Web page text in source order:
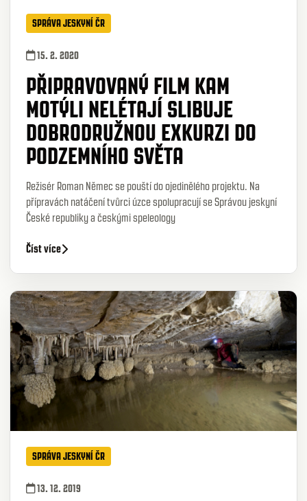
SPRÁVA JESKYNÍ ČR
15. 2. 2020
PŘIPRAVOVANÝ FILM KAM
MOTÝLI NELÉTAJÍ SLIBUJE
DOBRODRUŽNOU EXKURZI DO
PODZEMNÍHO SVĚTA
Režisér Roman Němec se pouští do ojedinělého projektu. Na
přípravách natáčení tvůrci úzce spolupracují se Správou jeskyní
České republiky a českými speleology
Číst více
SPRÁVA JESKYNÍ ČR
13. 12. 2019